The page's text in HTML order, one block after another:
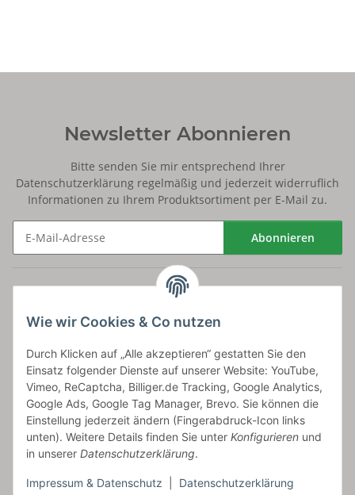
Wie wir Cookies & Co nutzen
Durch Klicken auf „Alle akzeptieren“ gestatten Sie den
Einsatz folgender Dienste auf unserer Website: YouTube,
Vimeo, ReCaptcha, Billiger.de Tracking, Google Analytics,
Google Ads, Google Tag Manager, Brevo. Sie können die
Einstellung jederzeit ändern (Fingerabdruck-Icon links
unten). Weitere Details finden Sie unter Konfigurieren und
in unserer Datenschutzerklärung.
Impressum & Datenschutz Datenschutzerklärung
Newsletter Abonnieren
Bitte senden Sie mir entsprechend Ihrer
Datenschutzerklärung regelmäßig und jederzeit widerruflich
Informationen zu Ihrem Produktsortiment per E-Mail zu.
Abonnieren
Artikelinformationen
Frieslandstr. 44 | 26446 Reepsholt